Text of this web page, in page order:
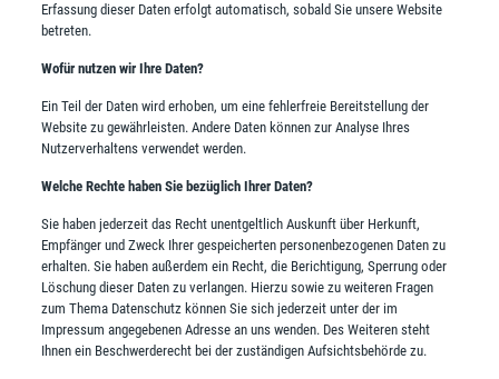
Erfassung dieser Daten erfolgt automatisch, sobald Sie unsere Website
betreten.
Wofür nutzen wir Ihre Daten?
Ein Teil der Daten wird erhoben, um eine fehlerfreie Bereitstellung der
Website zu gewährleisten. Andere Daten können zur Analyse Ihres
Nutzerverhaltens verwendet werden.
Welche Rechte haben Sie bezüglich Ihrer Daten?
Sie haben jederzeit das Recht unentgeltlich Auskunft über Herkunft,
Empfänger und Zweck Ihrer gespeicherten personenbezogenen Daten zu
erhalten. Sie haben außerdem ein Recht, die Berichtigung, Sperrung oder
Löschung dieser Daten zu verlangen. Hierzu sowie zu weiteren Fragen
zum Thema Datenschutz können Sie sich jederzeit unter der im
Impressum angegebenen Adresse an uns wenden. Des Weiteren steht
Ihnen ein Beschwerderecht bei der zuständigen Aufsichtsbehörde zu.